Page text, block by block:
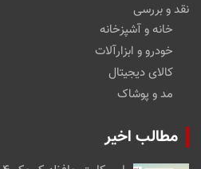
نقد و بررسی
خانه و آشپزخانه
خودرو و ابزارآلات
کالای دیجیتال
مد و پوشاک
مطالب اخیر